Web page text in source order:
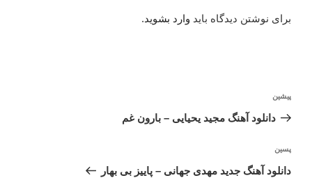
برای نوشتن دیدگاه باید وارد بشوید.
نوشته
قبلی
پیشین
دانلود آهنگ مجید یحیایی – بارون غم
نوشته‌ٔ
بعدی
پسین
دانلود آهنگ جدید مهدی جهانی – پاییز بی بهار